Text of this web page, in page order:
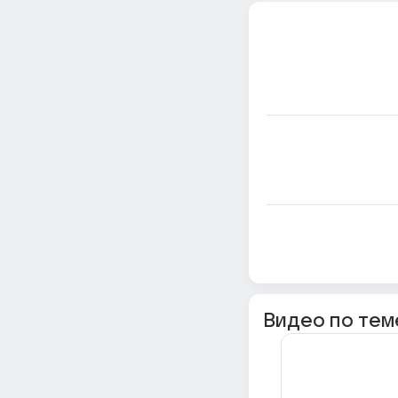
Видео по